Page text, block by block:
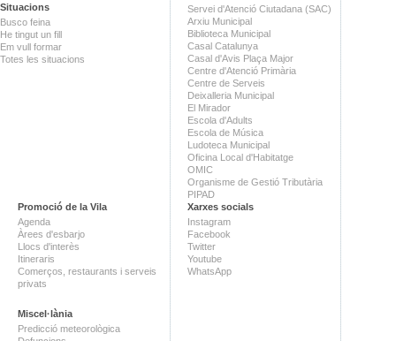
Situacions
Busco feina
He tingut un fill
Em vull formar
Totes les situacions
Servei d'Atenció Ciutadana (SAC)
Arxiu Municipal
Biblioteca Municipal
Casal Catalunya
Casal d'Avis Plaça Major
Centre d'Atenció Primària
Centre de Serveis
Deixalleria Municipal
El Mirador
Escola d'Adults
Escola de Música
Ludoteca Municipal
Oficina Local d'Habitatge
OMIC
Organisme de Gestió Tributària
PIPAD
Promoció de la Vila
Agenda
Àrees d'esbarjo
Llocs d'interès
Itineraris
Comerços, restaurants i serveis
privats
Miscel·lània
Predicció meteorològica
Xarxes socials
Instagram
Facebook
Twitter
Youtube
WhatsApp